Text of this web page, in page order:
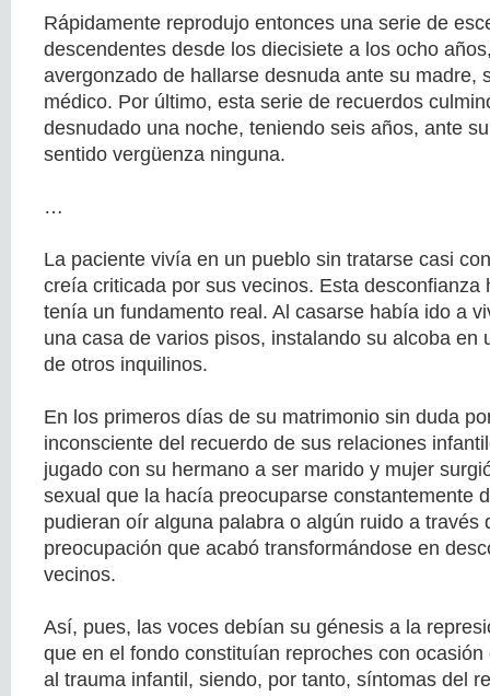
Rápidamente reprodujo entonces una serie de
descendentes desde los diecisiete a los ocho
avergonzado de hallarse desnuda ante su madre,
médico. Por último, esta serie de recuerdos
desnudado una noche, teniendo seis años, ante
sentido vergüenza ninguna.
…
La paciente vivía en un pueblo sin tratarse casi
creía criticada por sus vecinos. Esta desconfianza
tenía un fundamento real. Al casarse había ido a
una casa de varios pisos, instalando su alcoba en
de otros inquilinos.
En los primeros días de su matrimonio sin duda
inconsciente del recuerdo de sus relaciones
jugado con su hermano a ser marido y mujer
sexual que la hacía preocuparse constantemente
pudieran oír alguna palabra o algún ruido a través
preocupación que acabó transformándose en
vecinos.
Así, pues, las voces debían su génesis a la
que en el fondo constituían reproches con
al trauma infantil, siendo, por tanto, síntomas del